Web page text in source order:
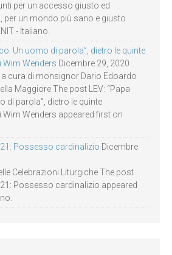
per un accesso giusto ed
per un mondo più sano e giusto
- Italiano.
Un uomo di parola”, dietro le quinte
Wim Wenders Dicembre 29, 2020
cura di monsignor Dario Edoardo
Maggiore The post LEV: “Papa
di parola”, dietro le quinte
Wim Wenders appeared first on
Possesso cardinalizio Dicembre
Celebrazioni Liturgiche The post
Possesso cardinalizio appeared